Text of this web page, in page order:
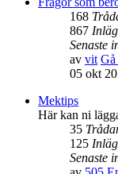
168
867
Senaste
av vit Gå
05 okt
Mektips
Här kan ni
35
125
Senaste